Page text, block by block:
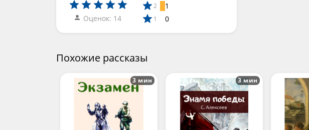
Оценок: 14
2 1
1 0
Похожие рассказы
3 мин 3 мин